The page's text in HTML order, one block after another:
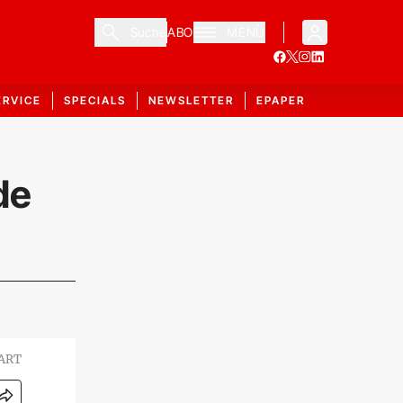
ABO
SPECIALS NEWSLETTER EPAPER